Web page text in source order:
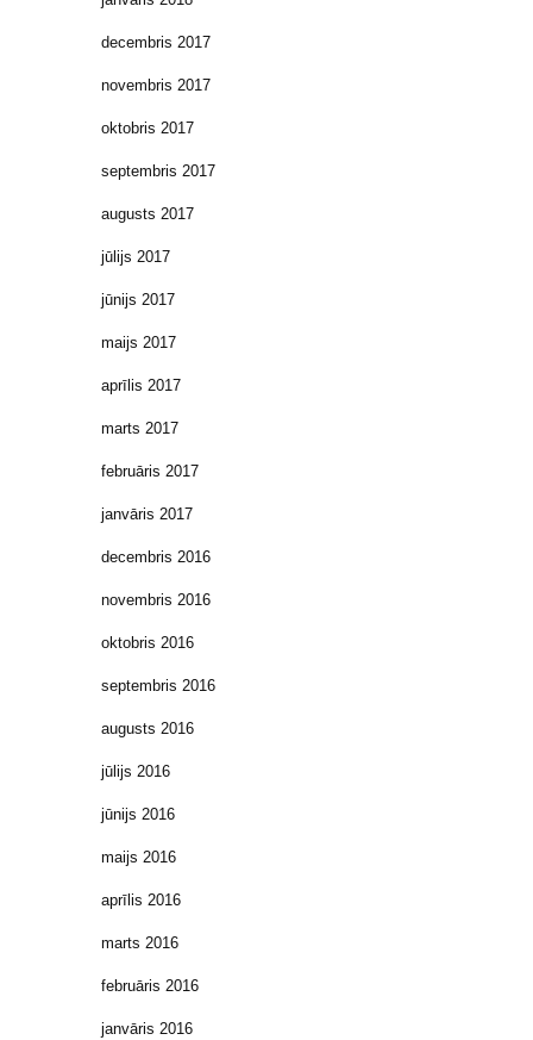
decembris 2017
novembris 2017
oktobris 2017
septembris 2017
augusts 2017
jūlijs 2017
jūnijs 2017
maijs 2017
aprīlis 2017
marts 2017
februāris 2017
janvāris 2017
decembris 2016
novembris 2016
oktobris 2016
septembris 2016
augusts 2016
jūlijs 2016
jūnijs 2016
maijs 2016
aprīlis 2016
marts 2016
februāris 2016
janvāris 2016